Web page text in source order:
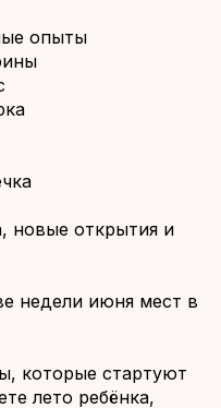
опыты
новые открытия и
недели июня мест в
которые стартуют
лето ребёнка,